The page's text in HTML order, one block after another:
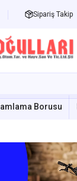
Sipariş Takip
Borusu